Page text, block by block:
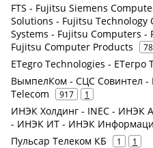
FTS - Fujitsu Siemens
Solutions - Fujitsu Technology
Systems - Fujitsu Computers -
Fujitsu Computer Products
ETegro Technologies - ЕТегро
ВымпелКом - СЦС Совинтел -
Telecom
917 1
ИНЭК Холдинг - INEC - ИНЭК
- ИНЭК ИТ - ИНЭК
Пульсар Телеком КБ 1 1